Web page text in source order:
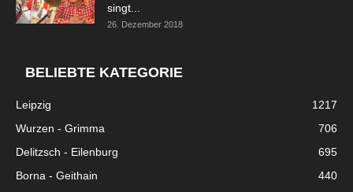
singt...
26. Dezember 2018
BELIEBTE KATEGORIE
Leipzig
1217
Wurzen - Grimma
706
Delitzsch - Eilenburg
695
Borna - Geithain
440